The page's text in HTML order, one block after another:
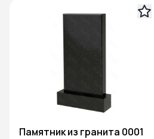
Памятник из гранита 0001